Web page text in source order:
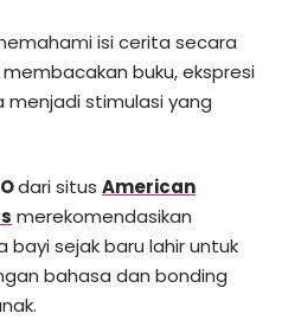
isi cerita secara
buku, ekspresi
menjadi stimulasi yang
dari situs American
merekomendasikan
sejak baru lahir untuk
bahasa dan bonding